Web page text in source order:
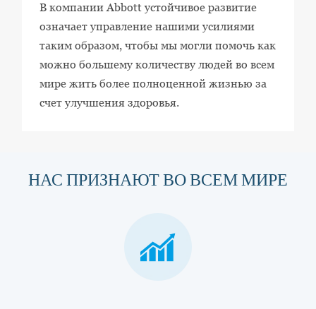
В компании Abbott устойчивое развитие
означает управление нашими усилиями
таким образом, чтобы мы могли помочь как
можно большему количеству людей во всем
мире жить более полноценной жизнью за
счет улучшения здоровья.
НАС ПРИЗНАЮТ ВО ВСЕМ МИРЕ